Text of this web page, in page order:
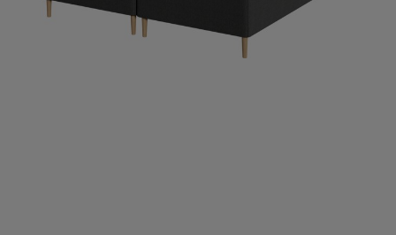
en accessoires